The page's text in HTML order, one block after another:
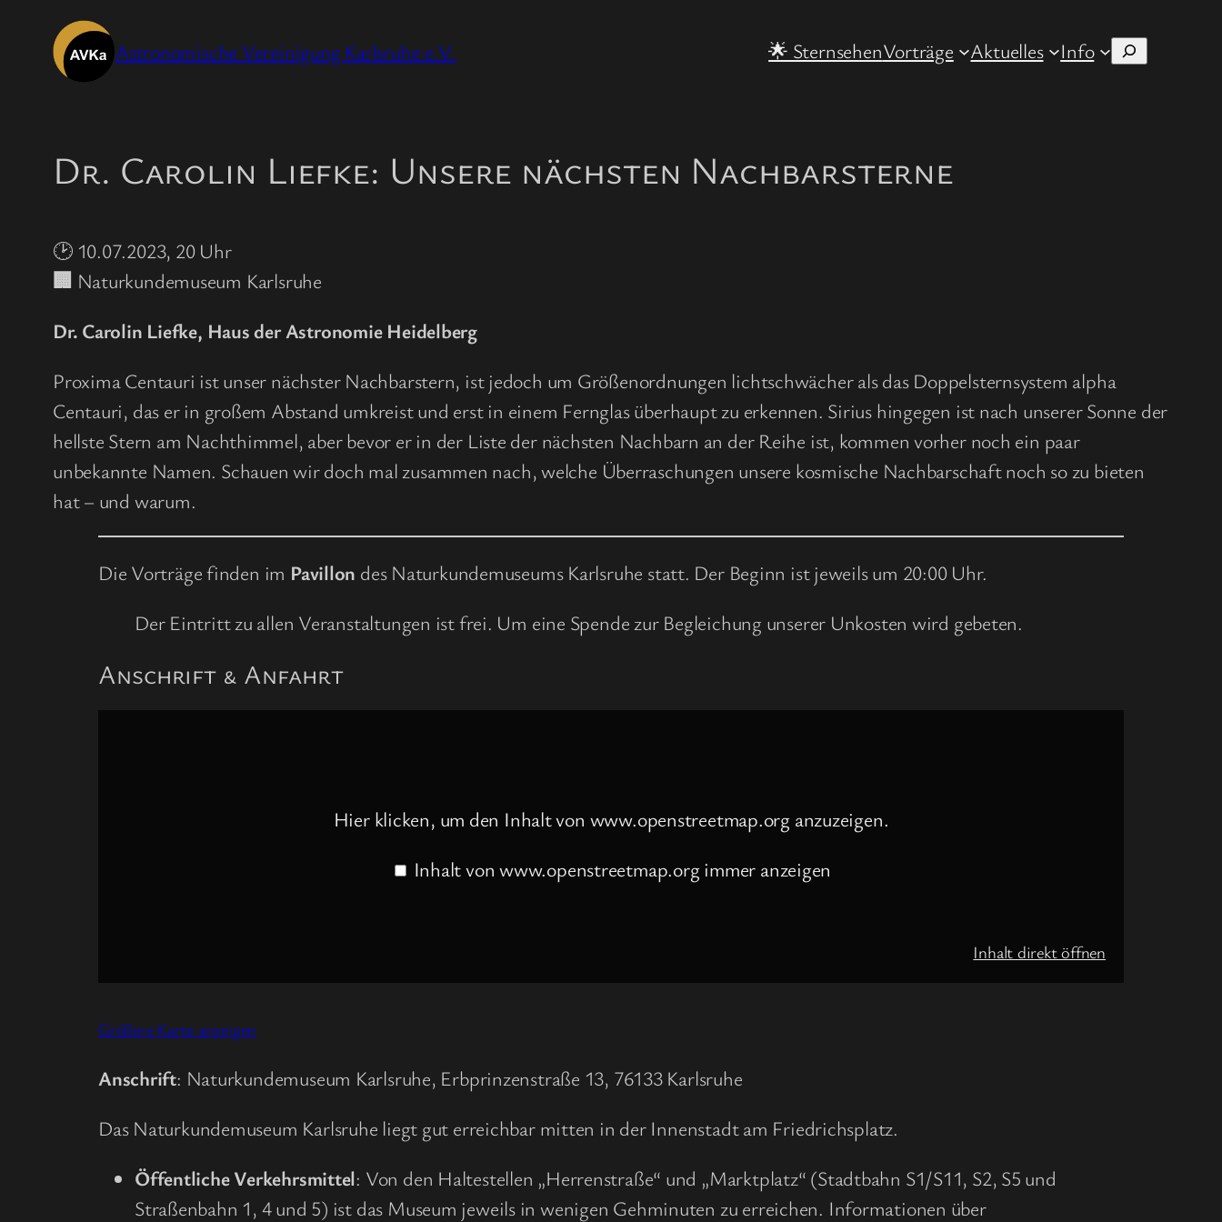
Inhalt
springen
Astronomische Vereinigung Karlsruhe e.V. 🌟 SternsehenVorträge Aktuelles Info Suchen
Dr. Carolin Liefke: Unsere nächsten Nachbarsterne
🕑 10.07.2023, 20 Uhr
🏢 Naturkundemuseum Karlsruhe
Dr. Carolin Liefke, Haus der Astronomie Heidelberg
Proxima Centauri ist unser nächster Nachbarstern, ist jedoch um Größenordnungen lichtschwächer als das Doppelsternsystem alpha
Centauri, das er in großem Abstand umkreist und erst in einem Fernglas überhaupt zu erkennen. Sirius hingegen ist nach unserer Sonne der
hellste Stern am Nachthimmel, aber bevor er in der Liste der nächsten Nachbarn an der Reihe ist, kommen vorher noch ein paar
unbekannte Namen. Schauen wir doch mal zusammen nach, welche Überraschungen unsere kosmische Nachbarschaft noch so zu bieten
hat – und warum.
Die Vorträge finden im Pavillon des Naturkundemuseums Karlsruhe statt. Der Beginn ist jeweils um 20:00 Uhr.
Der Eintritt zu allen Veranstaltungen ist frei. Um eine Spende zur Begleichung unserer Unkosten wird gebeten.
Anschrift & Anfahrt
Hier klicken, um den Inhalt von www.openstreetmap.org anzuzeigen.
Inhalt von www.openstreetmap.org immer anzeigen
Inhalt direkt öffnen
Größere Karte anzeigen
Anschrift: Naturkundemuseum Karlsruhe, Erbprinzenstraße 13, 76133 Karlsruhe
Das Naturkundemuseum Karlsruhe liegt gut erreichbar mitten in der Innenstadt am Friedrichsplatz.
Öffentliche Verkehrsmittel: Von den Haltestellen „Herrenstraße“ und „Marktplatz“ (Stadtbahn S1/S11, S2, S5 und
Straßenbahn 1, 4 und 5) ist das Museum jeweils in wenigen Gehminuten zu erreichen. Informationen über